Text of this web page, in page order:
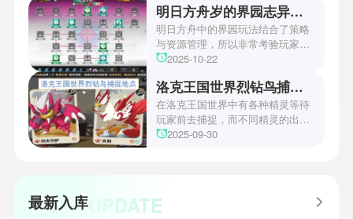
机关破谜范式第四关通关方法，助
玩家们能够顺利通关！有兴趣的玩
家们快来一起看看吧！
明日方舟岁的界园志异攻略
明日方舟中的界园玩法结合了策略
与资源管理，所以非常考验玩家的
操作和规划能力。游戏里拥有先
丰富多样的角色体系足以满足不同
战术需求。电表倒转是界园中的核
心挑战之一，玩家需合理利用通宝
和特殊钱币进行资源转换。明日方
乐趣和探索深度，丰富了玩家的游
2025-10-22
洛克王国世界烈钻鸟捕捉地点
在洛克王国世界中有各种精灵等待
玩家前去捕捉，而不同精灵的出现
地点和捕捉方式也各不相同。有少
2025-09-30
最新入库UPDATE